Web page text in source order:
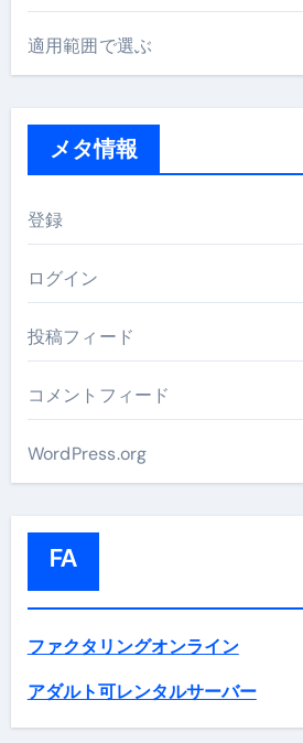
適用範囲で選ぶ
メタ情報
登録
ログイン
投稿フィード
コメントフィード
WordPress.org
FA
ファクタリングオンライン
アダルト可レンタルサーバー